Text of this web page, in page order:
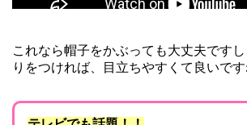
これなら帽子をかぶっても大丈夫です
りをつければ、目立ちやすくて良いです